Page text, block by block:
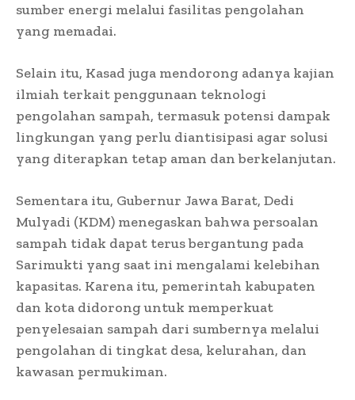
sumber energi melalui fasilitas pengolahan
yang memadai.
Selain itu, Kasad juga mendorong adanya kajian
ilmiah terkait penggunaan teknologi
pengolahan sampah, termasuk potensi dampak
lingkungan yang perlu diantisipasi agar solusi
yang diterapkan tetap aman dan berkelanjutan.
Sementara itu, Gubernur Jawa Barat, Dedi
Mulyadi (KDM) menegaskan bahwa persoalan
sampah tidak dapat terus bergantung pada
Sarimukti yang saat ini mengalami kelebihan
kapasitas. Karena itu, pemerintah kabupaten
dan kota didorong untuk memperkuat
penyelesaian sampah dari sumbernya melalui
pengolahan di tingkat desa, kelurahan, dan
kawasan permukiman.